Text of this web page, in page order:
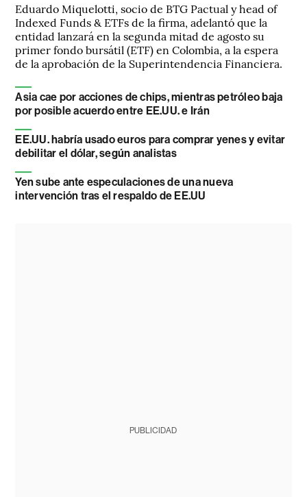
Eduardo Miquelotti, socio de BTG Pactual y head of
Indexed Funds & ETFs de la firma, adelantó que la
entidad lanzará en la segunda mitad de agosto su
primer fondo bursátil (ETF) en Colombia, a la espera
de la aprobación de la Superintendencia Financiera.
Asia cae por acciones de chips, mientras petróleo baja
por posible acuerdo entre EE.UU. e Irán
EE.UU. habría usado euros para comprar yenes y evitar
debilitar el dólar, según analistas
Yen sube ante especulaciones de una nueva
intervención tras el respaldo de EE.UU
PUBLICIDAD